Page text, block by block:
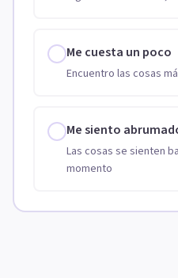
Me cuesta un poco
Encuentro las cosas
Me siento
Las cosas se sienten
momento